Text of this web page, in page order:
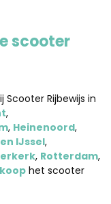
scooter
Rijbewijs in
,
, Heinenoord,
IJssel,
, Rotterdam,
het scooter